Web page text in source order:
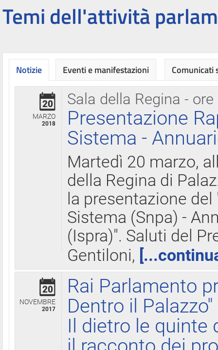
Temi dell'attività
Notizie
Sala della Regina - ore
20
MARZO
2018
Presentazione
Sistema -
Martedì 20 marzo,
della Regina di
la presentazione
Sistema (Snpa) -
(Ispra)". Saluti del
Gentiloni,
20
NOVEMBRE
2017
Rai Parlamento
Dentro il Palazzo"
Il dietro le quinte
Eventi e manifestazioni Comunicati